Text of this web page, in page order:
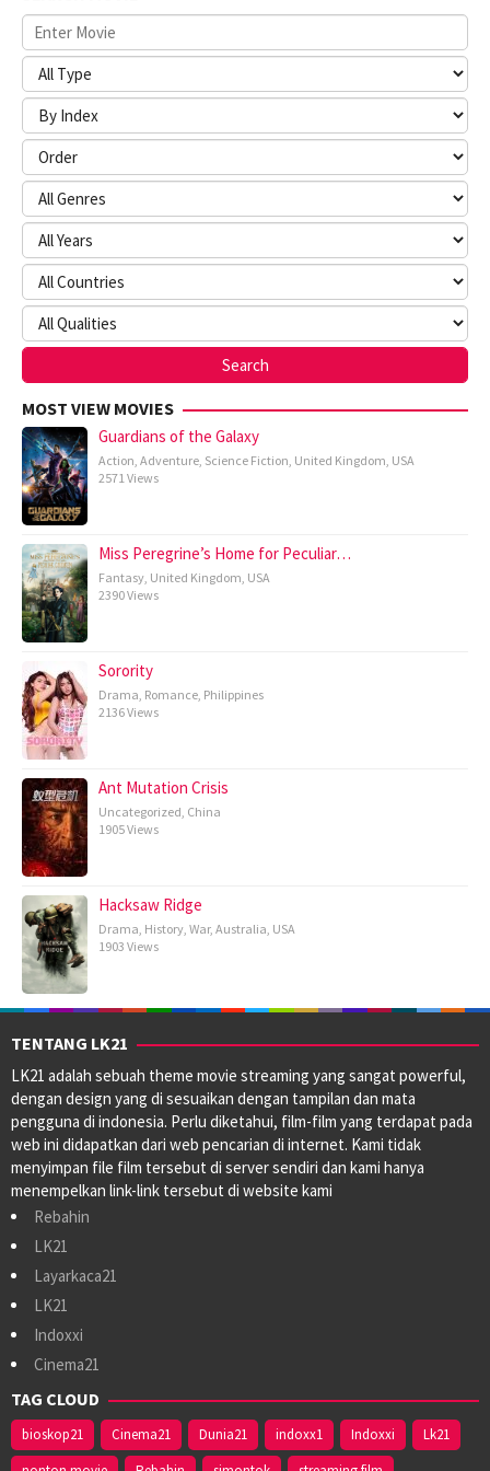
MOST VIEW MOVIES
Guardians of the Galaxy
Action, Adventure, Science Fiction, United Kingdom, USA
2571 Views
Miss Peregrine’s Home for Peculiar…
Fantasy, United Kingdom, USA
2390 Views
Sorority
Drama, Romance, Philippines
2136 Views
Ant Mutation Crisis
Uncategorized, China
1905 Views
Hacksaw Ridge
Drama, History, War, Australia, USA
1903 Views
TENTANG LK21
LK21 adalah sebuah theme movie streaming yang sangat powerful,
dengan design yang di sesuaikan dengan tampilan dan mata
pengguna di indonesia. Perlu diketahui, film-film yang terdapat pada
web ini didapatkan dari web pencarian di internet. Kami tidak
menyimpan file film tersebut di server sendiri dan kami hanya
menempelkan link-link tersebut di website kami
Rebahin
LK21
Layarkaca21
LK21
Indoxxi
Cinema21
TAG CLOUD
bioskop21 Cinema21 Dunia21 indoxx1 Indoxxi
Lk21